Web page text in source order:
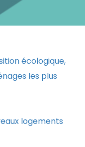
écologique,
les plus
logements